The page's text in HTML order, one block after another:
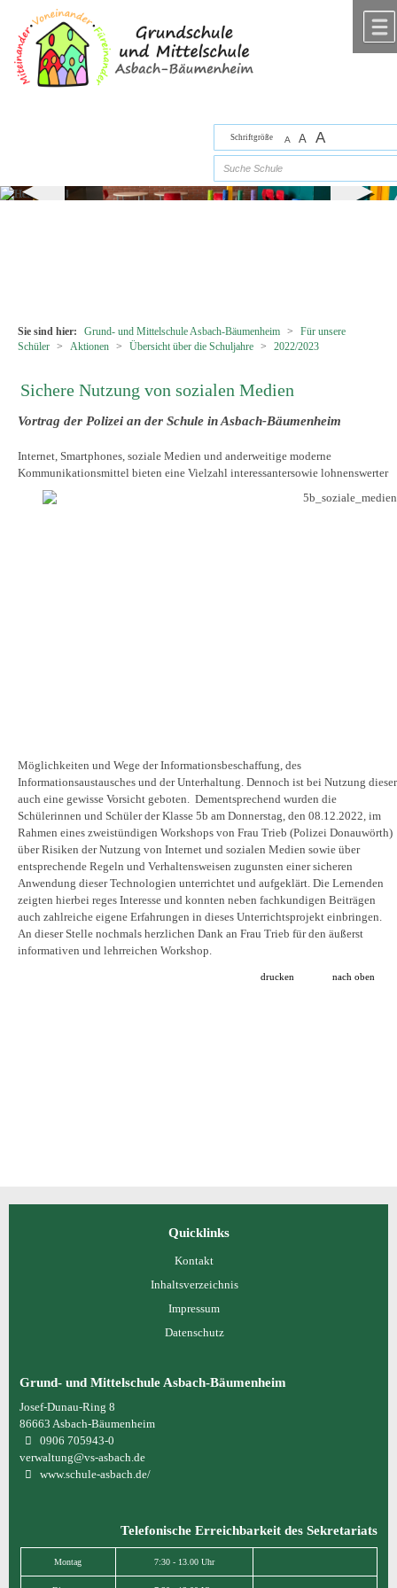
,
Schriftgröße A A A
Sie sind hier: Grund- und Mittelschule Asbach-Bäumenheim >
Für unsere
Schüler
> Aktionen > Übersicht über die Schuljahre > 2022/2023
Sichere Nutzung von sozialen Medien
Vortrag der Polizei an der Schule in Asbach-Bäumenheim
Internet, Smartphones, soziale Medien und anderweitige moderne
Kommunikationsmittel bieten eine Vielzahl interessantersowielohnenswerter
Möglichkeiten und Wege der Informationsbeschaffung, des
Informationsaustausches und der Unterhaltung. Dennoch ist bei Nutzung dieser
auch eine gewisse Vorsicht geboten. Dementsprechend wurden die
Schülerinnen und Schüler der Klasse 5b am Donnerstag, den 08.12.2022, im
Rahmen eines zweistündigen Workshops von Frau Trieb (Polizei Donauwörth)
über Risiken der Nutzung von Internet und sozialen Medien sowie über
entsprechende Regeln und Verhaltensweisen zugunsten einer sicheren
Anwendung dieser Technologien unterrichtet und aufgeklärt. Die Lernenden
zeigten hierbei reges Interesse und konnten neben fachkundigen Beiträgen
auch zahlreiche eigene Erfahrungen in dieses Unterrichtsprojekt einbringen.
An dieser Stelle nochmals herzlichen Dank an Frau Trieb für den äußerst
informativen und lehrreichen Workshop.
drucken nach oben
Quicklinks
Kontakt
Inhaltsverzeichnis
Impressum
Datenschutz
Grund- und Mittelschule Asbach-Bäumenheim
Josef-Dunau-Ring 8
86663 Asbach-Bäumenheim
0906 705943-0
verwaltung@vs-asbach.de
www.schule-asbach.de/
Telefonische Erreichbarkeit des Sekretariats
Montag 7:30 - 13.00 Uhr